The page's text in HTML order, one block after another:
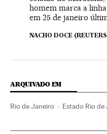
homem marca a
em 25 de janeiro
NACHO DOCE
ARQUIVADO EM
Rio de Janeiro Estado Rio de